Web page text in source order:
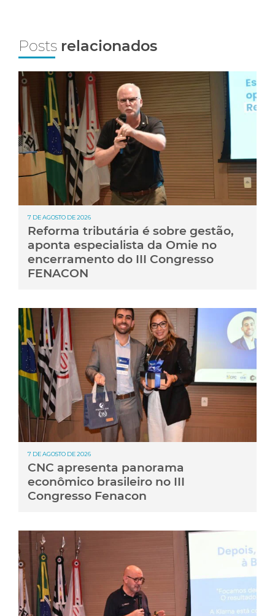
Posts relacionados
7 DE AGOSTO DE 2026
Reforma tributária é sobre gestão,
aponta especialista da Omie no
encerramento do III Congresso
FENACON
7 DE AGOSTO DE 2026
CNC apresenta panorama
econômico brasileiro no III
Congresso Fenacon